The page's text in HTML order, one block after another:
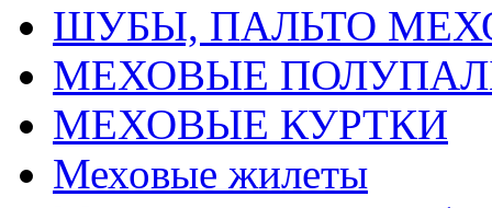
ШУБЫ, ПАЛЬТО
МЕХОВЫЕ
МЕХОВЫЕ КУРТКИ
Меховые жилеты